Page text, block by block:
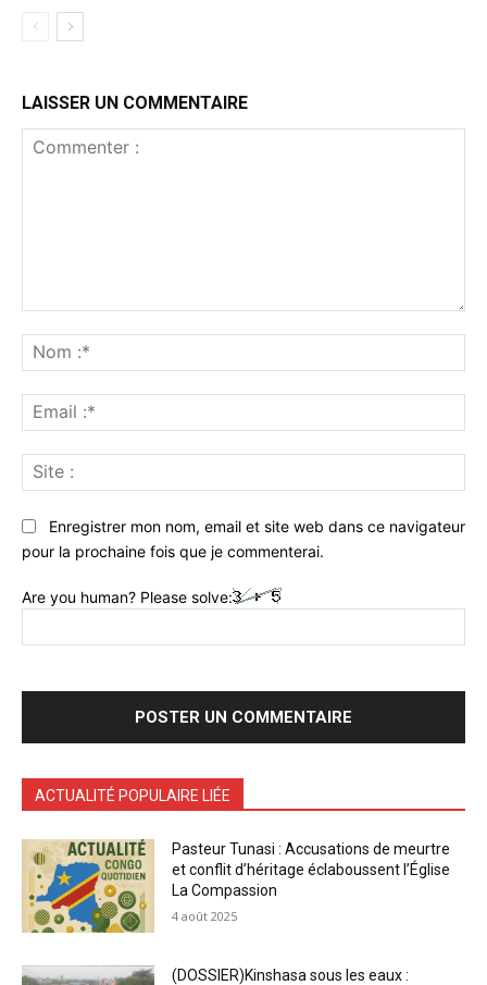
LAISSER UN COMMENTAIRE
:*
:*
:
Enregistrer mon nom, email et site web dans ce navigateur
pour la prochaine fois que je commenterai.
Are you human? Please solve:
ACTUALITÉ POPULAIRE LIÉE
Pasteur Tunasi : Accusations de meurtre
et conflit d’héritage éclaboussent l’Église
La Compassion
4 août 2025
(DOSSIER)Kinshasa sous les eaux :